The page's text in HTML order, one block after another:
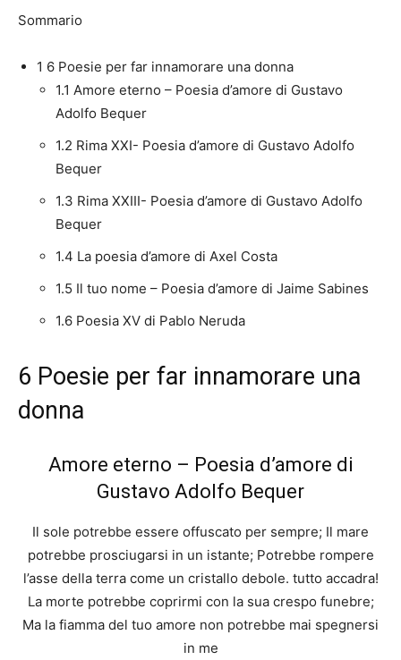
Sommario
1 6 Poesie per far innamorare una donna
1.1 Amore eterno – Poesia d’amore di Gustavo
Adolfo Bequer
1.2 Rima XXI- Poesia d’amore di Gustavo Adolfo
Bequer
1.3 Rima XXIII- Poesia d’amore di Gustavo Adolfo
Bequer
1.4 La poesia d’amore di Axel Costa
1.5 Il tuo nome – Poesia d’amore di Jaime Sabines
1.6 Poesia XV di Pablo Neruda
6 Poesie per far innamorare una
donna
Amore eterno – Poesia d’amore di
Gustavo Adolfo Bequer
Il sole potrebbe essere offuscato per sempre; Il mare
potrebbe prosciugarsi in un istante; Potrebbe rompere
l’asse della terra come un cristallo debole. tutto accadra!
La morte potrebbe coprirmi con la sua crespo funebre;
Ma la fiamma del tuo amore non potrebbe mai spegnersi
in me